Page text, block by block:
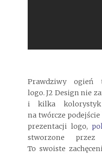
Prawdziwy ogień
logo. J2 Design nie
i kilka
na twórcze
prezentacji logo,
stworzone przez
To swoiste